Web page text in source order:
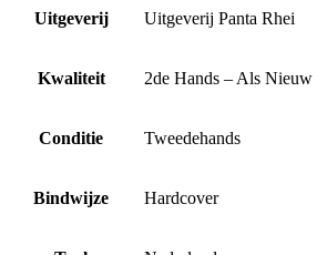
Uitgeverij Uitgeverij Panta Rhei
Kwaliteit 2de Hands – Als Nieuw
Conditie Tweedehands
Bindwijze Hardcover